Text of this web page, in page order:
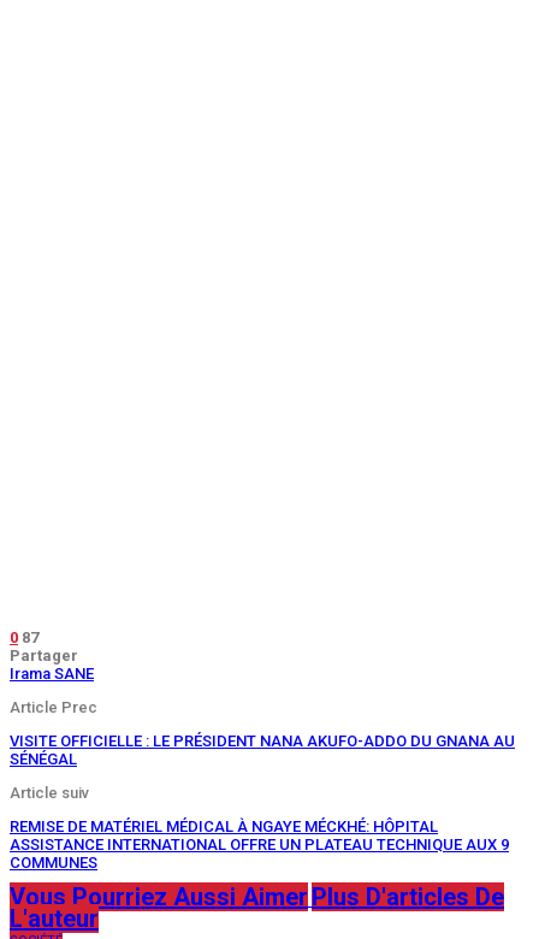
0 87
Partager
Irama SANE
Article Prec
VISITE OFFICIELLE : LE PRÉSIDENT NANA AKUFO-ADDO DU GNANA AU
SÉNÉGAL
Article suiv
REMISE DE MATÉRIEL MÉDICAL À NGAYE MÉCKHÉ: HÔPITAL
ASSISTANCE INTERNATIONAL OFFRE UN PLATEAU TECHNIQUE AUX 9
COMMUNES
Vous Pourriez Aussi Aimer Plus D'articles De
L'auteur